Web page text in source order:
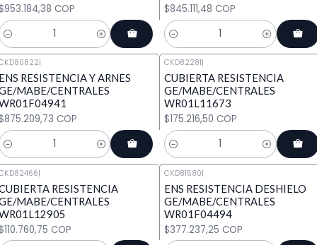
COP $845.111,48 COP
Cantidad
|
RESISTENCIA Y ARNES
MABE/CENTRALES
COP
CKD82281|
CUBIERTA RESISTENCIA
GE/MABE/CENTRALES
WR01L11673
$175.216,50 COP
Cantidad
|
RESISTENCIA
MABE/CENTRALES
COP
CKD81580|
ENS RESISTENCIA DESHIELO
GE/MABE/CENTRALES
WR01F04494
$377.237,25 COP